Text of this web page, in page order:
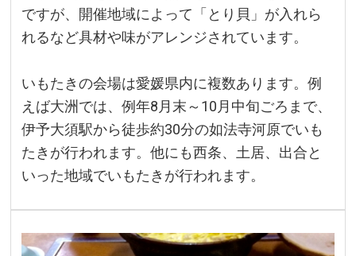
ですが、開催地域によって「とり貝」が入れら
れるなど具材や味がアレンジされています。
いもたきの会場は愛媛県内に複数あります。例
えば大洲では、例年8月末～10月中旬ごろまで、
伊予大須駅から徒歩約30分の如法寺河原でいも
たきが行われます。他にも西条、土居、出合と
いった地域でいもたきが行われます。